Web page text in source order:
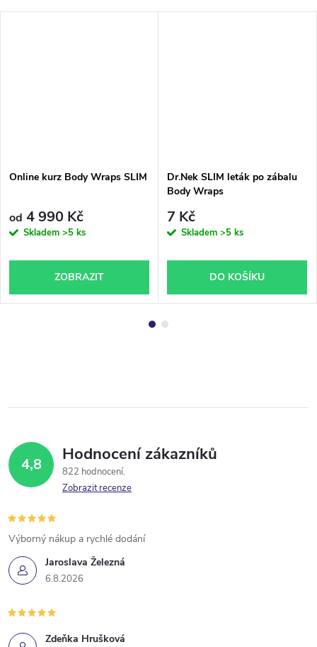
Online kurz Body Wraps SLIM
od 4 990 Kč
Skladem >5 ks
ZOBRAZIT
Dr.Nek SLIM leták po zábalu
Body Wraps
7 Kč
Skladem >5 ks
DO KOŠÍKU
4,8 Hodnocení zákazníků
822 hodnocení
Zobrazit recenze
Jaroslava Železná
6.8.2026
Výborný nákup a rychlé dodání
Zdeňka Hrušková